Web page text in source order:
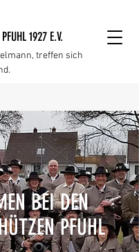
1927 E.V.
treffen sich
BEI DEN
PFUHL